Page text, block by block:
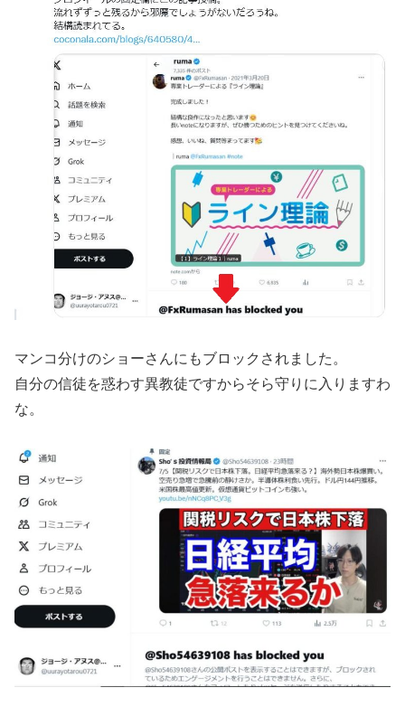
マンコ分けのショーさんにもブロックされました。
自分の信徒を惑わす異教徒ですからそら守りに入りますわ
な。